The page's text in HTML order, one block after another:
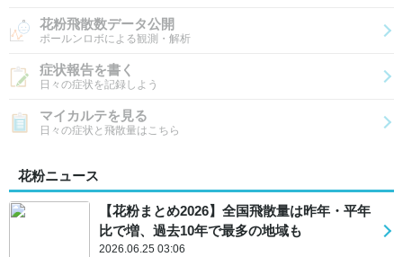
花粉飛散数データ公開
ポールンロボによる観測・解析
症状報告を書く
日々の症状を記録しよう
マイカルテを見る
日々の症状と飛散量はこちら
花粉ニュース
【花粉まとめ2026】全国飛散量は昨年・平年
比で増、過去10年で最多の地域も
2026.06.25 03:06